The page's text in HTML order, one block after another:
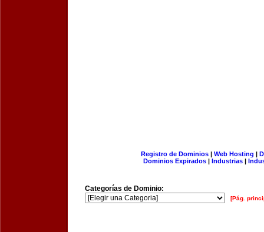
Registro de Dominios| Web Hosting |
Dominios Expirados | Industrias |
Categorías de Dominio:
[Pág.